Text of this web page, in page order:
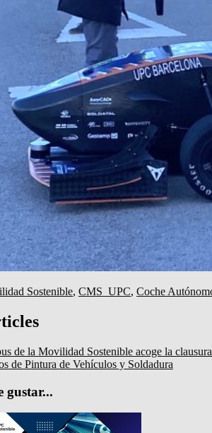
Sostenible, CMS_UPC, Coche
de la Movilidad Sostenible acoge la
de Pintura de Vehículos y Soldadura
gustar...